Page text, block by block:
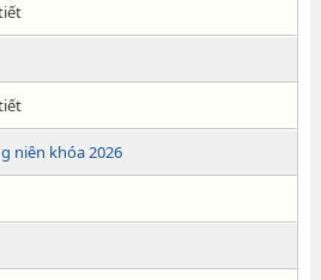
niên khóa 2026